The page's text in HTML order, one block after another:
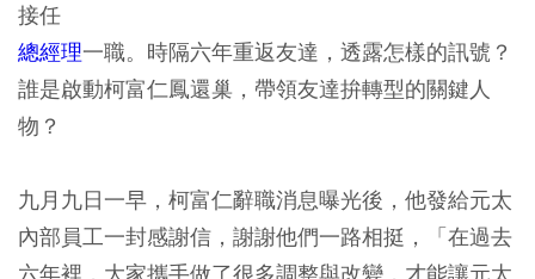
接任
總經理一職。時隔六年重返友達，透露怎樣的訊號？
誰是啟動柯富仁鳳還巢，帶領友達拚轉型的關鍵人
物？
九月九日一早，柯富仁辭職消息曝光後，他發給元太
內部員工一封感謝信，謝謝他們一路相挺，「在過去